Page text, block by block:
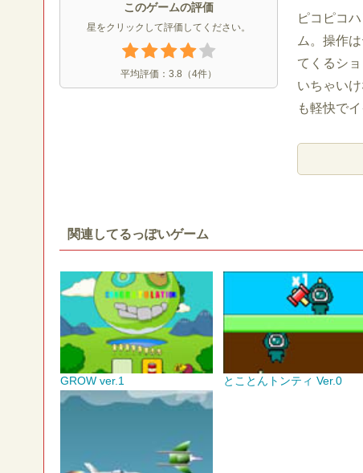
このゲームの評価
星をクリックして評価してください。
平均評価： 3.8 （4件）
ピコピコ
ム。操作
てくるシ
いちゃい
も軽快でイ
関連してるっぽいゲーム
GROW ver.1 とことんトンティ Ver.0